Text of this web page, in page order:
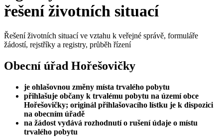
řešení životních situací
Řešení životních situací ve vztahu k veřejné správě, formuláře
žádostí, rejstříky a registry, průběh řízení
Obecní úřad Hořešovičky
je ohlašovnou změny místa trvalého pobytu
přihlašuje občany k trvalému pobytu na území obce
Hořešovičky; originál přihlašovacího lístku je k dispozici
na obecním úřadě
na žádost vydává rozhodnutí o rušení údaje o místu
trvalého pobytu